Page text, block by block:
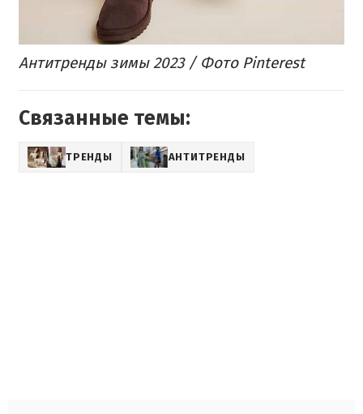
Антитренды зимы 2023 / Фото Pinterest
Связанные темы:
ТРЕНДЫ АНТИТРЕНДЫ